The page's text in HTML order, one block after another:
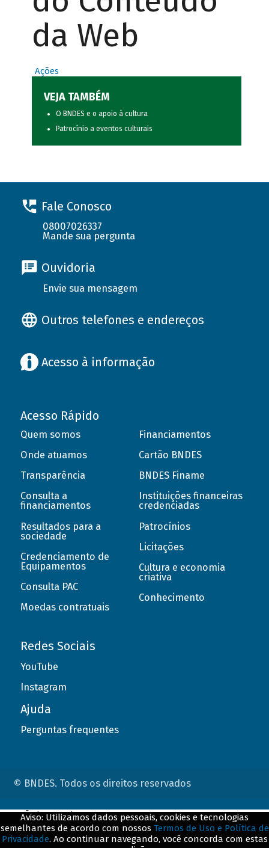
da Web
Ações
VEJA TAMBÉM
O BNDES e o apoio à cultura
Patrocínio a eventos culturais
Fale Conosco
08007026337
Mande sua pergunta
Ouvidoria
Envie sua mensagem
Outros telefones e endereços
Acesso à informação
Acesso Rápido
Quem somos
Onde atuamos
Transparência
Consulta a
financiamentos
Resultados para a
sociedade
Credenciamento de
Equipamentos
Consulta PAC
Moedas contratuais
Financiamentos
Cartão BNDES
BNDES Finame
Instituições financeiras
credenciadas
Patrocínios
Licitações
Cultura e economia
criativa
Conhecimento
Redes Sociais
YouTube
Instagram
Ajuda
Perguntas frequentes
© BNDES. Todos os direitos reservados
Aviso: Utilizamos dados pessoais, cookies e tecnologias
semelhantes de acordo com nossos Termos de Uso e Política de
Privacidade. Ao continuar navegando, você concorda com estas
ConteÃºdo complementar
${title}${badge}